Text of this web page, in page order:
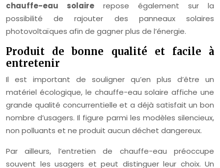
chauffe-eau solaire repose également sur la
possibilité de rajouter des panneaux solaires
photovoltaïques afin de gagner plus de l’énergie.
Produit de bonne qualité et facile à
entretenir
Il est important de souligner qu’en plus d’être un
matériel écologique, le chauffe-eau solaire affiche une
grande qualité concurrentielle et a déjà satisfait un bon
nombre d’usagers. Il figure parmi les modèles silencieux,
non polluants et ne produit aucun déchet dangereux.
Par ailleurs, l’entretien de chauffe-eau préoccupe
souvent les usagers et peut distinguer leur choix. Un